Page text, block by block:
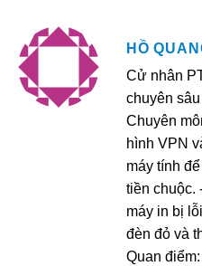
HỒ
Cử nhân
chuyên
Chuyên
hình VPN
máy tính
tiền chuộc.
máy in bị
đèn đỏ và
Quan